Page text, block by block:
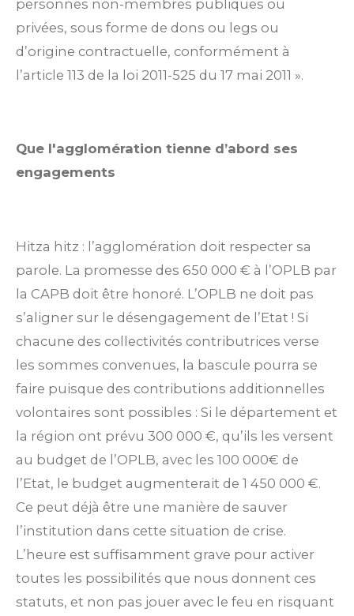
personnes non-membres publiques ou
privées, sous forme de dons ou legs ou
d’origine contractuelle, conformément à
l’article 113 de la loi 2011-525 du 17 mai 2011 ».
Que l'agglomération tienne d’abord ses
engagements
Hitza hitz : l’agglomération doit respecter sa
parole. La promesse des 650 000 € à l’OPLB par
la CAPB doit être honoré. L’OPLB ne doit pas
s’aligner sur le désengagement de l’Etat ! Si
chacune des collectivités contributrices verse
les sommes convenues, la bascule pourra se
faire puisque des contributions additionnelles
volontaires sont possibles : Si le département et
la région ont prévu 300 000 €, qu’ils les versent
au budget de l’OPLB, avec les 100 000€ de
l’Etat, le budget augmenterait de 1 450 000 €.
Ce peut déjà être une manière de sauver
l’institution dans cette situation de crise.
L’heure est suffisamment grave pour activer
toutes les possibilités que nous donnent ces
statuts, et non pas jouer avec le feu en risquant